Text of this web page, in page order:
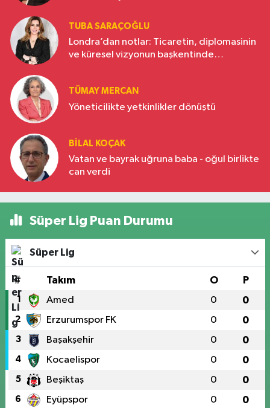
TUBA SARAÇOĞLU
Londra’dan notlar: Ticaretin, diplomasinin
ve küresel vizyonun başkentinde
TÜMAY MERCAN
Yöneticilikte yetkinlikler dönüştü
BILAL KOÇAK
Vatan ve bayrak uğruna baba - oğul birlikte
can verdi
Süper Lig Puan Durumu
Süper Lig
# Takım O P
1 Amed 0 0
2 Erzurumspor FK 0 0
3 Başakşehir 0 0
4 Kocaelispor 0 0
5 Beşiktaş 0 0
6 Eyüpspor 0 0